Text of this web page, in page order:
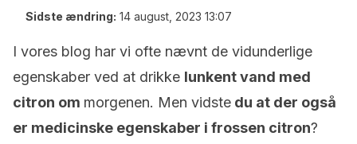
Sidste ændring: 14 august, 2023 13:07
I vores blog har vi ofte nævnt de vidunderlige
egenskaber ved at drikke lunkent vand med
citron om morgenen. Men vidste du at der også
er medicinske egenskaber i frossen citron?